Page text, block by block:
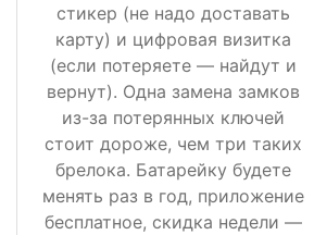
стикер (не надо доставать
карту) и цифровая визитка
(если потеряете — найдут и
вернут). Одна замена замков
из-за потерянных ключей
стоит дороже, чем три таких
брелока. Батарейку будете
менять раз в год, приложение
бесплатное, скидка недели —